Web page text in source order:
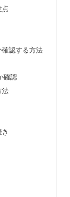
点
認する方法
確認
法